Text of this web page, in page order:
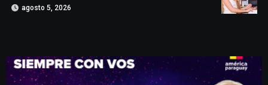
agosto 5, 2026